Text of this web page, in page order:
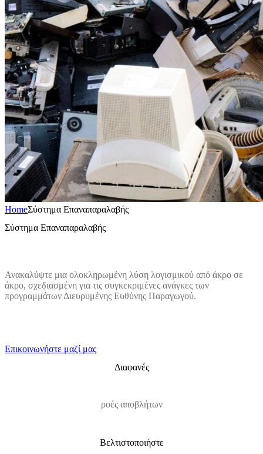
HomeΣύστημα Επαναπαραλαβής
Σύστημα Επαναπαραλαβής
Ανακαλύψτε μια ολοκληρωμένη λύση λογισμικού από άκρο σε
άκρο, σχεδιασμένη για τις συγκεκριμένες ανάγκες των
προγραμμάτων Διευρυμένης Ευθύνης Παραγωγού.
Επικοινωνήστε μαζί μας
Διαφανές
ροές αποβλήτων
Βελτιστοποιήστε